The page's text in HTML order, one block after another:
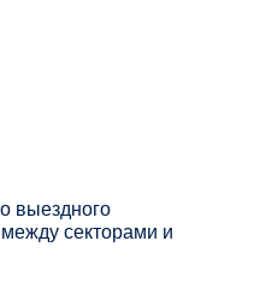
выездного
секторами и